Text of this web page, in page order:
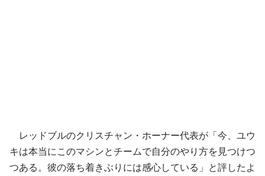
レッドブルのクリスチャン・ホーナー代表が「今、ユウ
キは本当にこのマシンとチームで自分のやり方を見つけつ
つある。彼の落ち着きぶりには感心している」と評したよ